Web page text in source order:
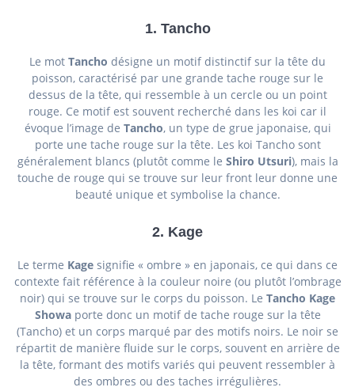
1. Tancho
Le mot Tancho désigne un motif distinctif sur la tête du
poisson, caractérisé par une grande tache rouge sur le
dessus de la tête, qui ressemble à un cercle ou un point
rouge. Ce motif est souvent recherché dans les koi car il
évoque l’image de Tancho, un type de grue japonaise, qui
porte une tache rouge sur la tête. Les koi Tancho sont
généralement blancs (plutôt comme le Shiro Utsuri), mais la
touche de rouge qui se trouve sur leur front leur donne une
beauté unique et symbolise la chance.
2. Kage
Le terme Kage signifie « ombre » en japonais, ce qui dans ce
contexte fait référence à la couleur noire (ou plutôt l’ombrage
noir) qui se trouve sur le corps du poisson. Le Tancho Kage
Showaporte donc un motif de tache rouge sur la tête
(Tancho) et un corps marqué par des motifs noirs. Le noir se
répartit de manière fluide sur le corps, souvent en arrière de
la tête, formant des motifs variés qui peuvent ressembler à
des ombres ou des taches irrégulières.